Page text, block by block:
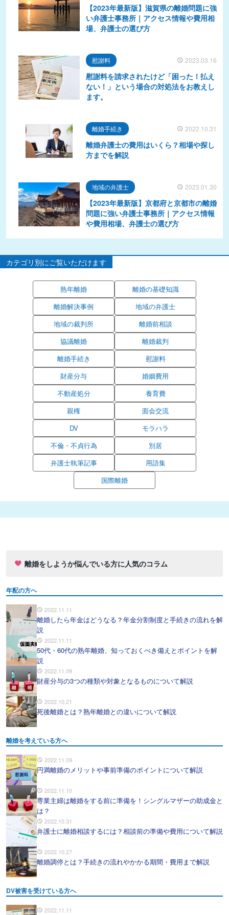
【2023年最新版】滋賀県の離婚問題に強
い弁護士事務所｜アクセス情報や費用相
場、弁護士の選び方
慰謝料 2023.03.16
慰謝料を請求されたけど「困った！払え
ない！」という場合の対処法をお教えし
ます。
離婚手続き 2022.10.31
離婚弁護士の費用はいくら？相場や探し
方までを解説
地域の弁護士 2023.01.30
【2023年最新版】京都府と京都市の離婚
問題に強い弁護士事務所｜アクセス情報
や費用相場、弁護士の選び方
カテゴリ別にご覧いただけます
熟年離婚
離婚の基礎知識
離婚解決事例
地域の弁護士
地域の裁判所
離婚前相談
協議離婚
離婚裁判
離婚手続き
慰謝料
財産分与
婚姻費用
不動産処分
養育費
親権
面会交流
DV
モラハラ
不倫・不貞行為
別居
弁護士執筆記事
用語集
国際離婚
離婚をしようか悩んでいる方に人気のコラム
年配の方へ
2022.11.11
離婚したら年金はどうなる？年金分割制度と手続きの流れを解
説
2022.11.11
50代・60代の熟年離婚、知っておくべき備えとポイントを解
説
2022.11.09
財産分与の3つの種類や対象となるものについて解説
2022.10.21
死後離婚とは？熟年離婚との違いについて解説
離婚を考えている方へ
2022.11.09
円満離婚のメリットや事前準備のポイントについて解説
2022.11.10
専業主婦は離婚をする前に準備を！シングルマザーの助成金と
は？
2022.10.31
弁護士に離婚相談するには？相談前の準備や費用について解説
2022.10.27
離婚調停とは？手続きの流れやかかる期間・費用まで解説
DV被害を受けている方へ
2022.11.11